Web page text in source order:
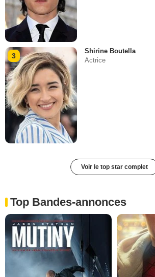
3
Shirine Boutella
Actrice
Voir le top star complet
Top Bandes-annonces